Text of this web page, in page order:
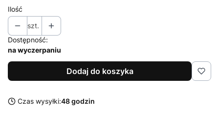
Ilość
szt.
Dostępność:
na wyczerpaniu
Dodaj do koszyka
Czas wysyłki:48 godzin